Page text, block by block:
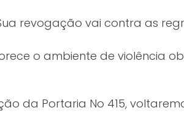
revogação vai contra as
o ambiente de violência
da Portaria No 415,